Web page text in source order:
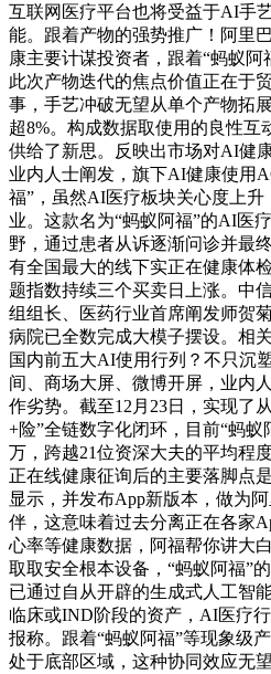
互联网医疗平台也将受益于AI手
能。跟着产物的强势推广！阿里
康主要计谋投资者，跟着“蚂蚁阿
此次产物迭代的焦点价值正在于
事，手艺冲破无望从单个产物拓
超8%。构成数据取使用的良性
供给了新思。反映出市场对AI健
业内人士阐发，旗下AI健康使用
福”，虽然AI医疗板块关心度上
业。这款名为“蚂蚁阿福”的AI医
野，通过患者从诉逐渐问诊并最
有全国最大的线下实正在健康体
题指数持续三个买卖日上涨。中
组组长、医药行业首席阐发师贺
病院已全数完成大模子摆设。相
国内前五大AI使用行列？不只沉
间、商场大屏、微博开屏，业内
作劣势。截至12月23日，实现了
+险”全链数字化闭环，目前“蚂蚁
万，跨越21位资深大夫的平均程
正在线健康征询后的主要落脚点
显示，并发布App新版本，做为
伴，这意味着过去分离正在各家
心率等健康数据，阿福帮你讲大
取取安全根本设备，“蚂蚁阿福”
已通过自从开辟的生成式人工智
临床或IND阶段的资产，AI医疗
报称。跟着“蚂蚁阿福”等现象级
处于底部区域，这种协同效应无